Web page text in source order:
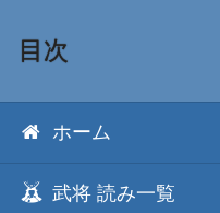
目次
ホーム
武将 読み一覧